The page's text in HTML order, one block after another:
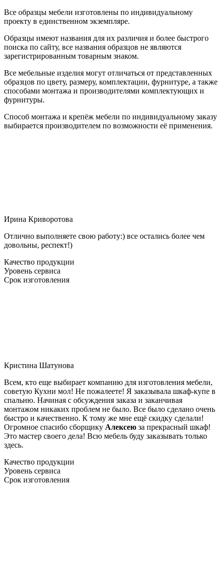
Все образцы мебели изготовлены по индивидуальному
проекту в единственном экземпляре.
Образцы имеют названия для их различия и более быстрого
поиска по сайту, все названия образцов не являются
зарегистрированным товарным знаком.
Все мебельные изделия могут отличаться от представленных
образцов по цвету, размеру, комплектации, фурнитуре, а также
способами монтажа и производителями комплектующих и
фурнитуры.
Способ монтажа и крепёж мебели по индивидуальному заказу
выбирается производителем по возможности её применения.
Ирина Криворотова
Отлично выполняете свою работу:) все остались более чем
довольны, респект!)
Качество продукции
Уровень сервиса
Срок изготовления
Кристина Шатунова
Всем, кто еще выбирает компанию для изготовления мебели,
советую Кухни мол! Не пожалеете! Я заказывала шкаф-купе в
спальню. Начиная с обсуждения заказа и заканчивая
монтажом никаких проблем не было. Все было сделано очень
быстро и качественно. К тому же мне ещё скидку сделали!
Огромное спасибо сборщику Алексею за прекрасный шкаф!
Это мастер своего дела! Всю мебель буду заказывать только
здесь.
Качество продукции
Уровень сервиса
Срок изготовления